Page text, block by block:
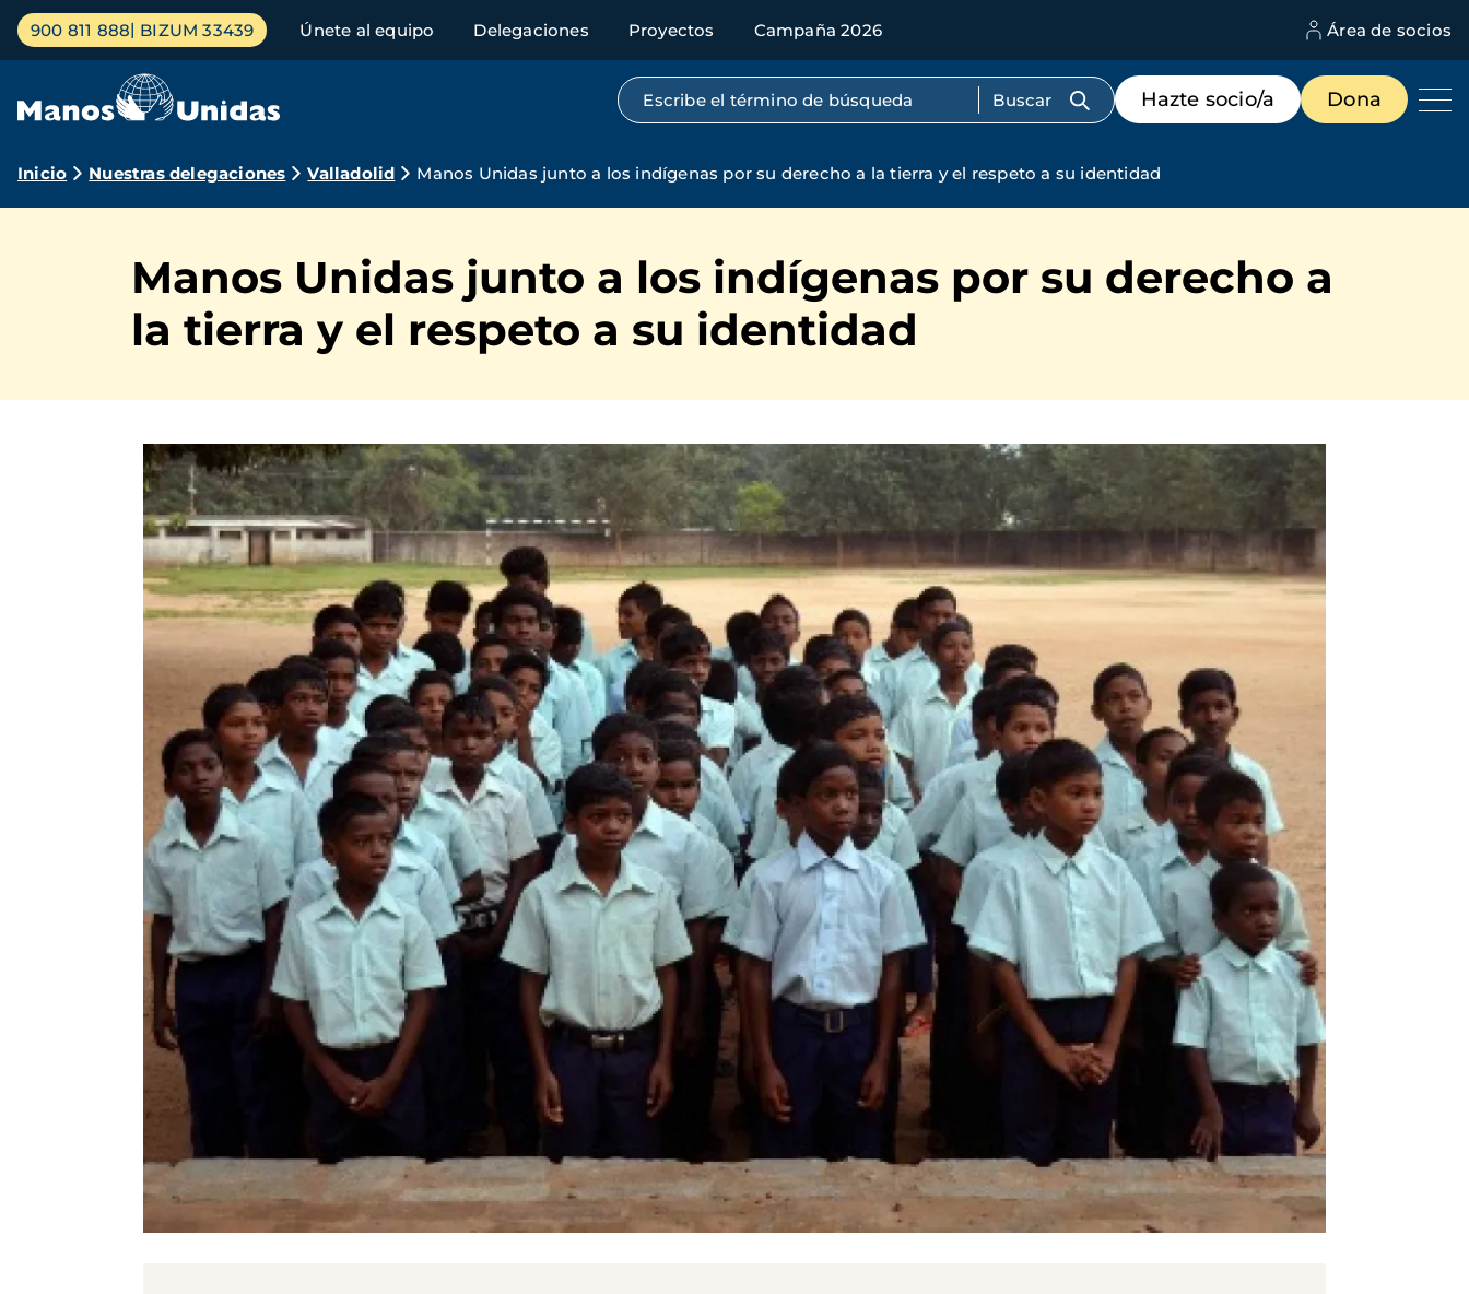
Pasar
contenido
Menú
principal
900 811 888 BIZUM 33439 Únete al equipo Delegaciones Proyectos Campaña 2026 Área de socios
Búsqueda por texto completo
Menú
de
destacados
Hazte socio/a Dona
Ruta
navegación
Inicio Nuestras delegaciones Valladolid Manos Unidas junto a los indígenas por su derecho a la tierra y el respeto a su identidad
Manos Unidas junto a los indígenas por su derecho a
la tierra y el respeto a su identidad